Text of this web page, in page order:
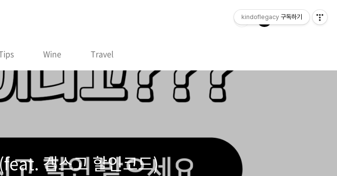
Wine Travel
겜스고 할인코드)
kindoflegacy 구독하기